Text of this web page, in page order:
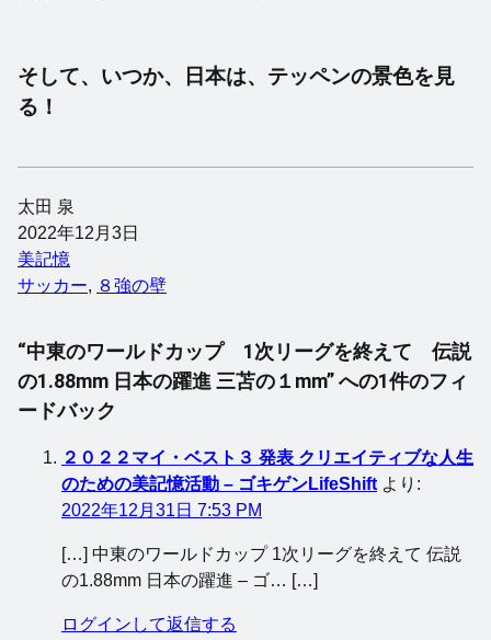
そして、いつか、日本は、テッペンの景色を見
る！
太田 泉
2022年12月3日
美記憶
サッカー, ８強の壁
“中東のワールドカップ 1次リーグを終えて 伝説
の1.88mm 日本の躍進 三苫の１mm” への1件のフィ
ードバック
２０２２マイ・ベスト３ 発表 クリエイティブな人生
のための美記憶活動 – ゴキゲンLifeShift より:
2022年12月31日 7:53 PM
[…] 中東のワールドカップ 1次リーグを終えて 伝説
の1.88mm 日本の躍進 – ゴ… […]
ログインして返信する